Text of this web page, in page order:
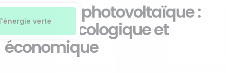
Le hangar photovoltaïque :
un choix écologique et
économique
verte